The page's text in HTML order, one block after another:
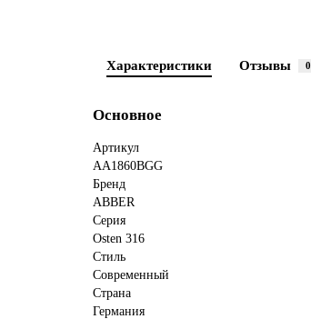
Характеристики Отзывы 0
Основное
Артикул
AA1860BGG
Бренд
ABBER
Серия
Osten 316
Стиль
Современный
Страна
Германия